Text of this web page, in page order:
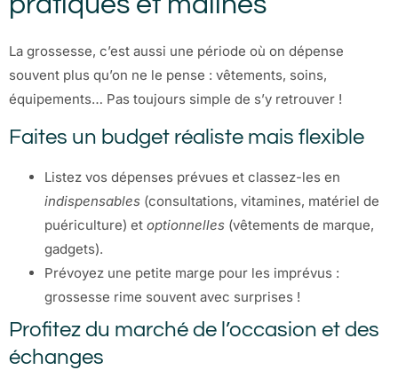
La grossesse, c’est aussi une période où on dépense
souvent plus qu’on ne le pense : vêtements, soins,
équipements… Pas toujours simple de s’y retrouver !
Faites un budget réaliste mais flexible
Listez vos dépenses prévues et classez-les en
indispensables (consultations, vitamines, matériel de
puériculture) et optionnelles (vêtements de marque,
gadgets).
Prévoyez une petite marge pour les imprévus :
grossesse rime souvent avec surprises !
Profitez du marché de l’occasion et des
échanges